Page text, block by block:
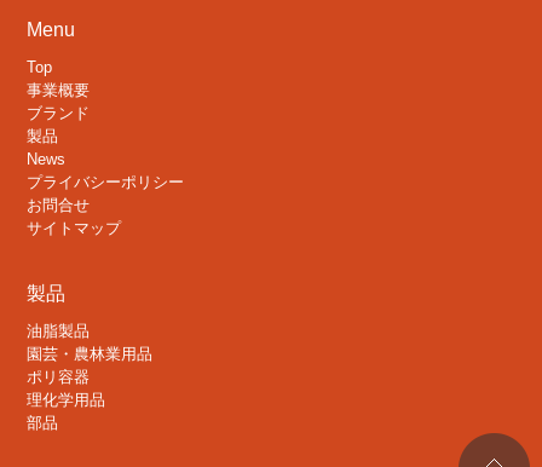
Menu
Top
事業概要
ブランド
製品
News
プライバシーポリシー
お問合せ
サイトマップ
製品
油脂製品
園芸・農林業用品
ポリ容器
理化学用品
部品